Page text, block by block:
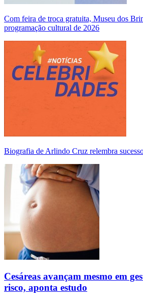
Com feira de troca gratuita, Museu dos
programação cultural de 2026
Biografia de Arlindo Cruz relembra
Cesáreas avançam mesmo em
risco, aponta estudo